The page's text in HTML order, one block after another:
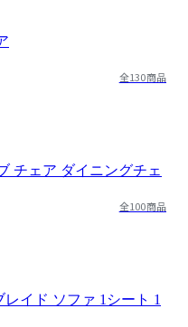
全130商品
全100商品